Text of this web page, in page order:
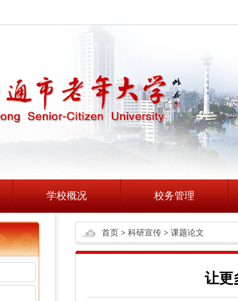
学校概况 校务管理
首页 > 科研宣传 > 课题论文
让更